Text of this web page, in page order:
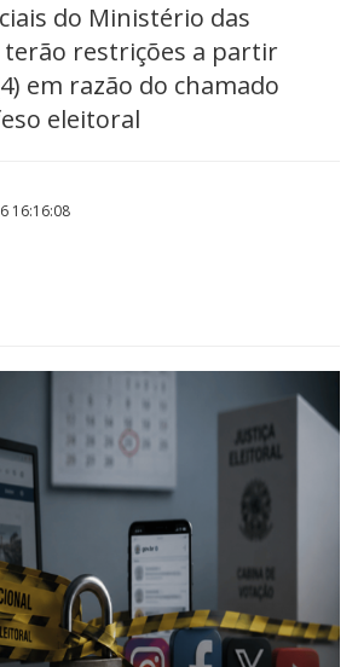
do Ministério das
terão restrições a partir
em razão do chamado
eleitoral
16:16:08